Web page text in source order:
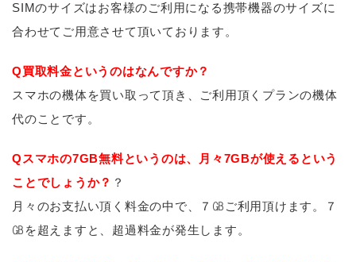
SIMのサイズはお客様のご利用になる携帯機器のサイズに
合わせてご用意させて頂いております。
Q買取料金というのはなんですか？
スマホの機体を買い取って頂き、ご利用頂くプランの機体
代のことです。
Qスマホの7GB無料というのは、月々7GBが使えるという
ことでしょうか？ ？
月々のお支払い頂く料金の中で、７㎇ご利用頂けます。７
㎇を超えますと、超過料金が発生します。